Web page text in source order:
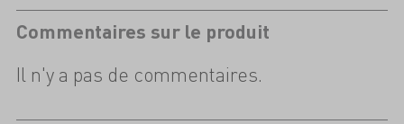
Commentaires sur le produit
Il n'y a pas de commentaires.